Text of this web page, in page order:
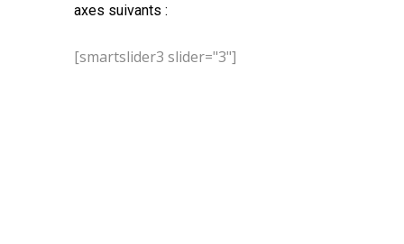
axes suivants :
[smartslider3 slider="3"]